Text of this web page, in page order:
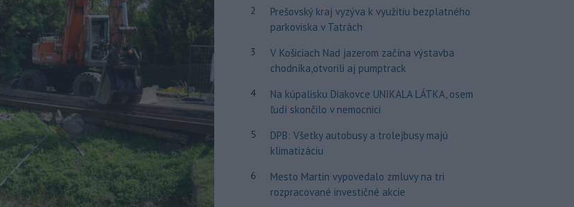
2
Prešovský kraj vyzýva k využitiu bezplatného
parkoviska v Tatrách
3
V Košiciach Nad jazerom začína výstavba
chodníka,otvorili aj pumptrack
4
Na kúpalisku Diakovce UNIKALA LÁTKA, osem
ľudí skončilo v nemocnici
5
DPB: Všetky autobusy a trolejbusy majú
klimatizáciu
6
Mesto Martin vypovedalo zmluvy na tri
rozpracované investičné akcie